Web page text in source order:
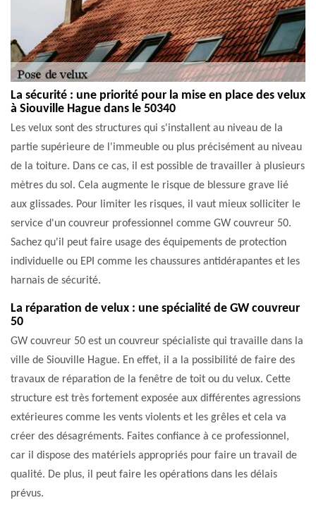
La sécurité : une priorité pour la mise en place des velux
à Siouville Hague dans le 50340
Les velux sont des structures qui s'installent au niveau de la
partie supérieure de l'immeuble ou plus précisément au niveau
de la toiture. Dans ce cas, il est possible de travailler à plusieurs
mètres du sol. Cela augmente le risque de blessure grave lié
aux glissades. Pour limiter les risques, il vaut mieux solliciter le
service d'un couvreur professionnel comme GW couvreur 50.
Sachez qu'il peut faire usage des équipements de protection
individuelle ou EPI comme les chaussures antidérapantes et les
harnais de sécurité.
La réparation de velux : une spécialité de GW couvreur
50
GW couvreur 50 est un couvreur spécialiste qui travaille dans la
ville de Siouville Hague. En effet, il a la possibilité de faire des
travaux de réparation de la fenêtre de toit ou du velux. Cette
structure est très fortement exposée aux différentes agressions
extérieures comme les vents violents et les grêles et cela va
créer des désagréments. Faites confiance à ce professionnel,
car il dispose des matériels appropriés pour faire un travail de
qualité. De plus, il peut faire les opérations dans les délais
prévus.